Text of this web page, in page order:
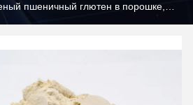
пшеничный глютен в порошке,